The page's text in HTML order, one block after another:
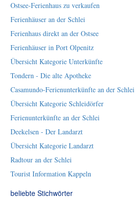
Ostsee-Ferienhaus zu verkaufen
Ferienhäuser an der Schlei
Ferienhaus direkt an der Ostsee
Ferienhäuser in Port Olpenitz
Übersicht Kategorie Unterkünfte
Tondern - Die alte Apotheke
Casamundo-Ferienunterkünfte an der Schlei
Übersicht Kategorie Schleidörfer
Ferienunterkünfte an der Schlei
Deekelsen - Der Landarzt
Übersicht Kategorie Landarzt
Radtour an der Schlei
Tourist Information Kappeln
beliebte Stichwörter